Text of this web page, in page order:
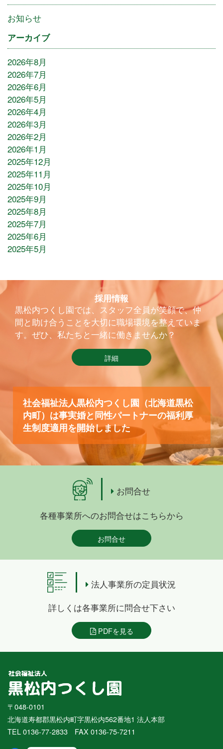
お知らせ
アーカイブ
2026年8月
2026年7月
2026年6月
2026年5月
2026年4月
2026年3月
2026年2月
2026年1月
2025年12月
2025年11月
2025年10月
2025年9月
2025年8月
2025年7月
2025年6月
2025年5月
採用情報
黒松内つくし園では、スタッフ全員が笑顔で、仲
間と助け合うことを大切に職場環境を整えていま
す。ぜひ、私たちと一緒に働きませんか？
詳細
社会福祉法人黒松内つくし園（北海道黒松
内町）は事実婚と同性パートナーの福利厚
生制度適用を開始しました
お問合せ
各種事業所へのお問合せはこちらから
お問合せ
法人事業所の定員状況
詳しくは各事業所に問合せ下さい
PDFを見る
〒048-0101
北海道寿都郡黒松内町字黒松内562番地1 法人本部
TEL 0136-77-2833 FAX 0136-75-7211